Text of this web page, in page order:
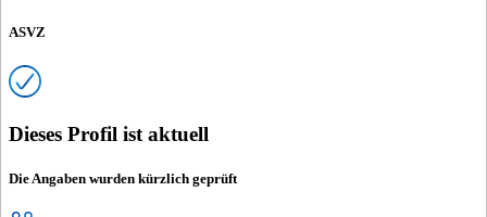
ASVZ
Dieses Profil ist aktuell
Die Angaben wurden kürzlich geprüft